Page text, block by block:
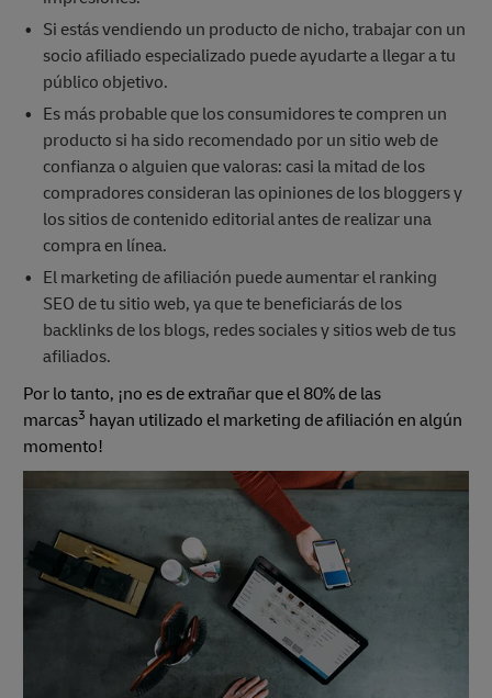
Si estás vendiendo un producto de nicho, trabajar con un
socio afiliado especializado puede ayudarte a llegar a tu
público objetivo.
Es más probable que los consumidores te compren un
producto si ha sido recomendado por un sitio web de
confianza o alguien que valoras: casi la mitad de los
compradores consideran las opiniones de los bloggers y
los sitios de contenido editorial antes de realizar una
compra en línea.
El marketing de afiliación puede aumentar el ranking
SEO de tu sitio web, ya que te beneficiarás de los
backlinks de los blogs, redes sociales y sitios web de tus
afiliados.
Por lo tanto, ¡no es de extrañar que el 80% de las
marcas3 hayan utilizado el marketing de afiliación en algún
momento!